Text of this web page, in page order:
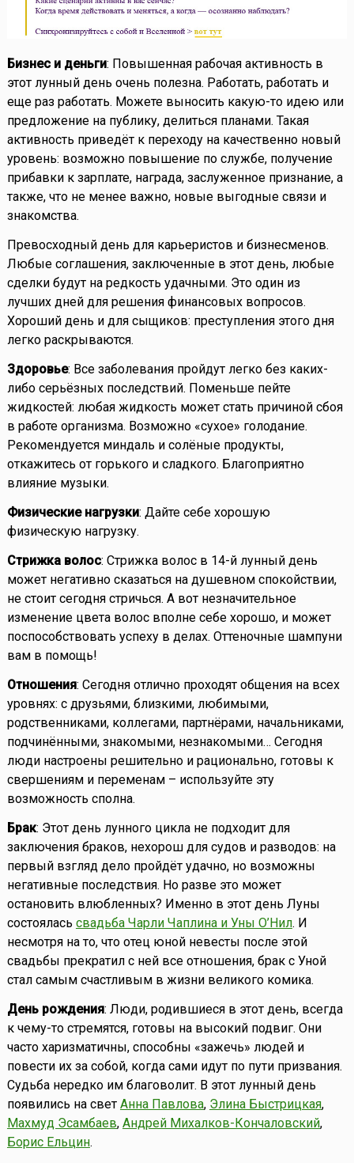
Бизнес и деньги: Повышенная рабочая активность в
этот лунный день очень полезна. Работать, работать и
еще раз работать. Можете выносить какую-то идею или
предложение на публику, делиться планами. Такая
активность приведёт к переходу на качественно новый
уровень: возможно повышение по службе, получение
прибавки к зарплате, награда, заслуженное признание, а
также, что не менее важно, новые выгодные связи и
знакомства.
Превосходный день для карьеристов и бизнесменов.
Любые соглашения, заключенные в этот день, любые
сделки будут на редкость удачными. Это один из
лучших дней для решения финансовых вопросов.
Хороший день и для сыщиков: преступления этого дня
легко раскрываются.
Здоровье: Все заболевания пройдут легко без каких-
либо серьёзных последствий. Поменьше пейте
жидкостей: любая жидкость может стать причиной сбоя
в работе организма. Возможно «сухое» голодание.
Рекомендуется миндаль и солёные продукты,
откажитесь от горького и сладкого. Благоприятно
влияние музыки.
Физические нагрузки: Дайте себе хорошую
физическую нагрузку.
Стрижка волос: Стрижка волос в 14-й лунный день
может негативно сказаться на душевном спокойствии,
не стоит сегодня стричься. А вот незначительное
изменение цвета волос вполне себе хорошо, и может
поспособствовать успеху в делах. Оттеночные шампуни
вам в помощь!
Отношения: Сегодня отлично проходят общения на всех
уровнях: с друзьями, близкими, любимыми,
родственниками, коллегами, партнёрами, начальниками,
подчинёнными, знакомыми, незнакомыми… Сегодня
люди настроены решительно и рационально, готовы к
свершениям и переменам – используйте эту
возможность сполна.
Брак: Этот день лунного цикла не подходит для
заключения браков, нехорош для судов и разводов: на
первый взгляд дело пройдёт удачно, но возможны
негативные последствия. Но разве это может
остановить влюбленных? Именно в этот день Луны
состоялась свадьба Чарли Чаплина и Уны О’Нил. И
несмотря на то, что отец юной невесты после этой
свадьбы прекратил с ней все отношения, брак с Уной
стал самым счастливым в жизни великого комика.
День рождения: Люди, родившиеся в этот день, всегда
к чему-то стремятся, готовы на высокий подвиг. Они
часто харизматичны, способны «зажечь» людей и
повести их за собой, когда сами идут по пути призвания.
Судьба нередко им благоволит. В этот лунный день
появились на свет Анна Павлова, Элина Быстрицкая,
Махмуд Эсамбаев, Андрей Михалков-Кончаловский,
Борис Ельцин.